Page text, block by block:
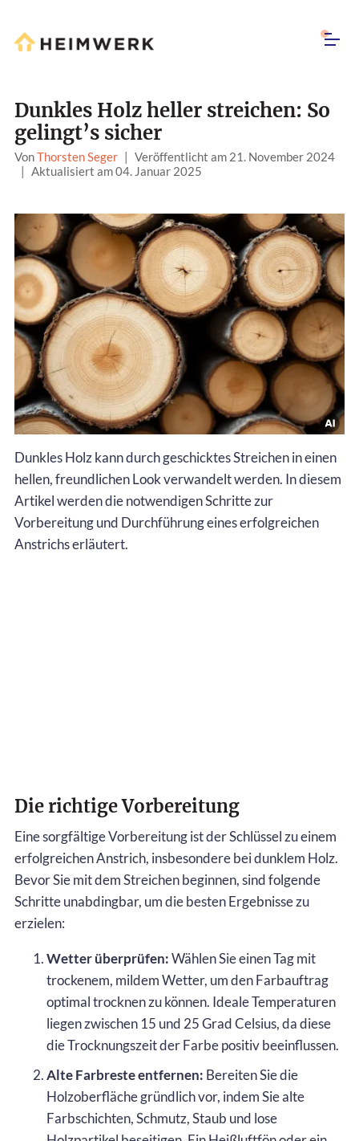
Dunkles Holz heller streichen: So
gelingt’s sicher
VonThorsten Seger | Veröffentlicht am 21. November 2024
| Aktualisiert am 04. Januar 2025
Dunkles Holz kann durch geschicktes Streichen in einen
hellen, freundlichen Look verwandelt werden. In diesem
Artikel werden die notwendigen Schritte zur
Vorbereitung und Durchführung eines erfolgreichen
Anstrichs erläutert.
Die richtige Vorbereitung
Eine sorgfältige Vorbereitung ist der Schlüssel zu einem
erfolgreichen Anstrich, insbesondere bei dunklem Holz.
Bevor Sie mit dem Streichen beginnen, sind folgende
Schritte unabdingbar, um die besten Ergebnisse zu
erzielen:
Wetter überprüfen:Wählen Sie einen Tag mit
trockenem, mildem Wetter, um den Farbauftrag
optimal trocknen zu können. Ideale Temperaturen
liegen zwischen 15 und 25 Grad Celsius, da diese
die Trocknungszeit der Farbe positiv beeinflussen.
Alte Farbreste entfernen: Bereiten Sie die
Holzoberfläche gründlich vor, indem Sie alte
Farbschichten, Schmutz, Staub und lose